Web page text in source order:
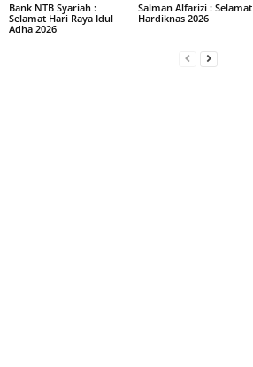
Bank NTB Syariah :
Selamat Hari Raya Idul
Adha 2026
Salman Alfarizi : Selamat
Hardiknas 2026